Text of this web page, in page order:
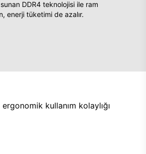
DDR4 teknolojisi ile ram
enerji tüketimi de azalır.
kullanım kolaylığı